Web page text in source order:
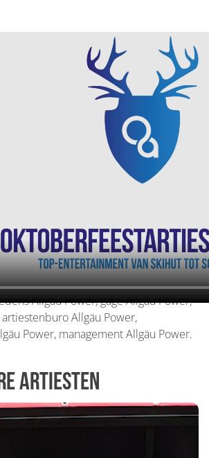
Allgau Power, gage Allgau Power,
Allgau Power,
Power, management Allgau Power.
Allgäu Power inhuren, boekingen
Allgäu Power, gage Allgäu Power,
Allgäu Power,
Power, management Allgäu Power.
artiesten